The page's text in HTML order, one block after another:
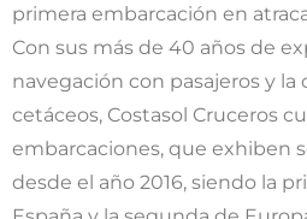
primera embarcación en
Con sus más de 40 años de
navegación con pasajeros y la
cetáceos, Costasol Cruceros
embarcaciones, que exhiben
desde el año 2016, siendo la